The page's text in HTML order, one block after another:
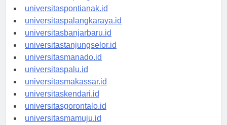
universitaspontianak.id
universitaspalangkaraya.id
universitasbanjarbaru.id
universitastanjungselor.id
universitasmanado.id
universitaspalu.id
universitasmakassar.id
universitaskendari.id
universitasgorontalo.id
universitasmamuju.id